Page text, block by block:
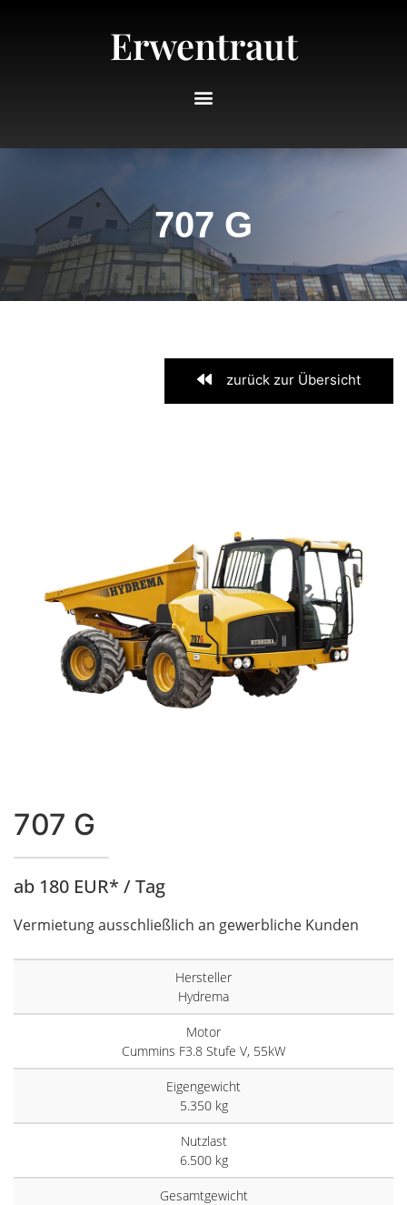
Erwentraut
707 G
zurück zur Übersicht
707 G
ab 180 EUR* / Tag
Vermietung ausschließlich an gewerbliche Kunden
Hersteller
Hydrema
Motor
Cummins F3.8 Stufe V, 55kW
Eigengewicht
5.350 kg
Nutzlast
6.500 kg
Gesamtgewicht